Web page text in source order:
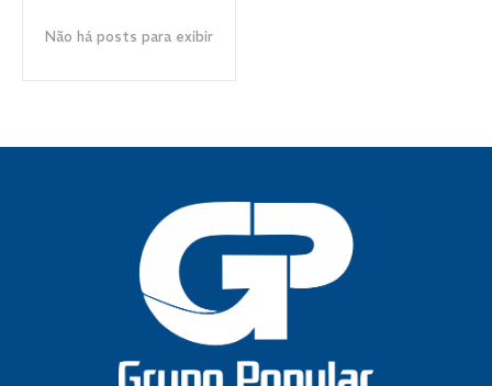
Não há posts para exibir